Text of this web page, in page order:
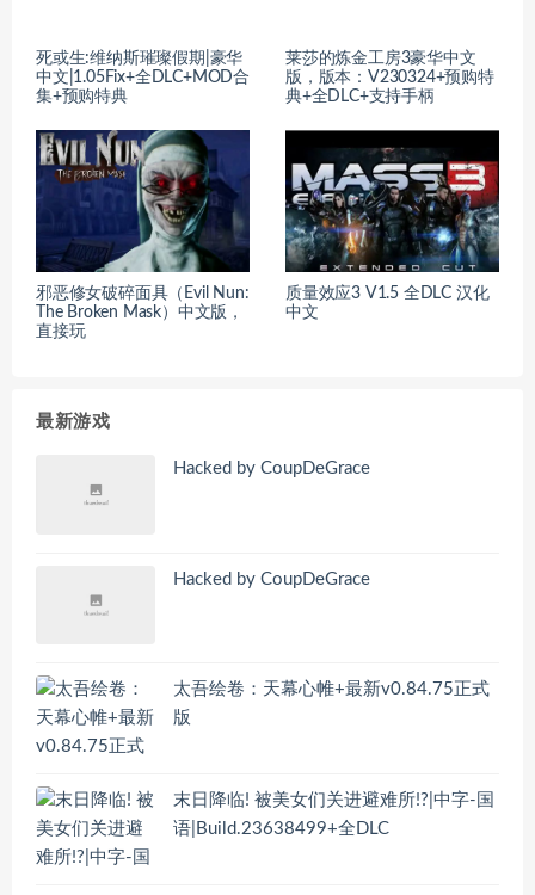
死或生:维纳斯璀璨假期|豪华
中文|1.05Fix+全DLC+MOD合
集+预购特典
莱莎的炼金工房3豪华中文
版，版本：V230324+预购特
典+全DLC+支持手柄
邪恶修女破碎面具（Evil Nun:
The Broken Mask）中文版，
直接玩
质量效应3 V1.5 全DLC 汉化
中文
最新游戏
Hacked by CoupDeGrace
Hacked by CoupDeGrace
太吾绘卷：天幕心帷+最新v0.84.75正式
版
末日降临! 被美女们关进避难所!?|中字-国
语|Build.23638499+全DLC